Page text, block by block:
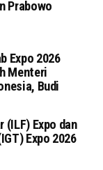
Prabowo
Expo 2026
Menteri
Budi
(ILF) Expo dan
Expo 2026